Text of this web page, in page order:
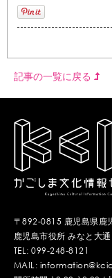
記事の一覧に戻る
〒892-0815 鹿児島県鹿
鹿児島市役所 みなと大
TEL: 099-248-8121
MAIL: